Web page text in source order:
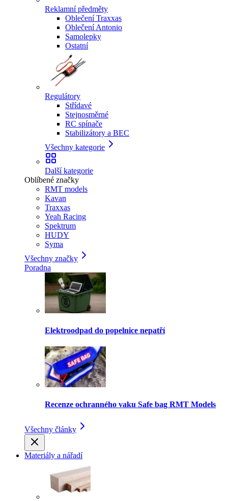
Reklamní předměty
Oblečení Traxxas
Oblečení Antonio
Samolepky
Ostatní
Regulátory
Střídavé
Stejnosměrné
RC spínače
Stabilizátory a BEC
Všechny kategorie
Další kategorie
Oblíbené značky
RMT models
Kavan
Traxxas
Yeah Racing
Spektrum
HUDY
Syma
Všechny značky
Poradna
Elektroodpad do popelnice nepatří
Recenze ochranného vaku Safe bag RMT Models
Všechny články
Materiály a nářadí